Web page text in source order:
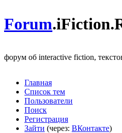
Forum.
форум об interactive fiction,
Главная
Список тем
Пользователи
Поиск
Регистрация
Зайти (через: ВКонтакте)